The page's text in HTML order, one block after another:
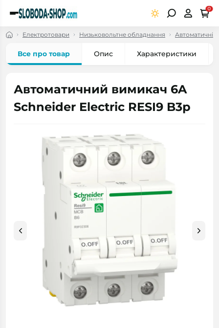
0
Електротовари Низьковольтне обладнання Автоматичні
Все про товар Опис Характеристики
Автоматичний вимикач 6A
Schneider Electric RESI9 B3р